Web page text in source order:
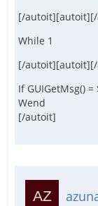
[/
While 1
[/
If GUIGetMsg() =
Wend
[/autoit]